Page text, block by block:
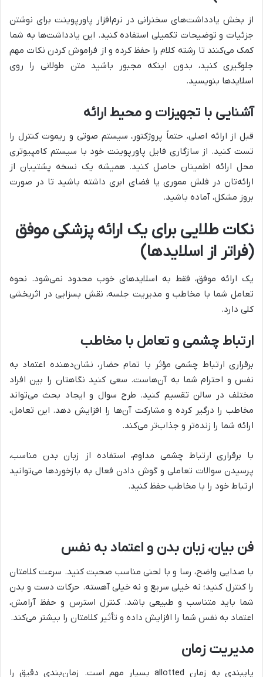
از بخش یادداشت‌های سخنرانی در نرم‌افزار پاورپوینت برای نوشتن
جزئیات و توضیحات تکمیلی استفاده کنید. این یادداشت‌ها به شما
کمک می‌کنند تا رشته کلام را حفظ کرده و از فراموش کردن نکات مهم
جلوگیری کنید، بدون اینکه مجبور باشید متن طولانی را روی
اسلایدها بنویسید.
آشنایی با تجهیزات و محیط ارائه
قبل از ارائه اصلی، حتماً پروژکتور، سیستم صوتی و ریموت کنترل را
تست کنید. از سازگاری فایل پاورپوینت خود با سیستم کامپیوتری
محل ارائه اطمینان حاصل کنید. همیشه یک نسخه پشتیبان از
ارائه‌تان در فلش مموری یا فضای ابری داشته باشید تا در صورت
بروز مشکل، آماده باشید.
نکات طلایی برای یک ارائه پزشکی موفق
(فراتر از اسلایدها)
یک ارائه موفق، فقط به اسلایدهای خوب محدود نمی‌شود. نحوه
تعامل شما با مخاطب و مدیریت جلسه، نقش بسزایی در اثربخشی
کلی دارد.
ارتباط چشمی و تعامل با مخاطب
برقراری ارتباط چشمی مؤثر با تمام حضار، نشان‌دهنده اعتماد به
نفس و احترام شما به آن‌هاست. سعی کنید نگاهتان را بین افراد
مختلف در سالن تقسیم کنید. طرح سوال و ایجاد بحث می‌تواند
مخاطب را درگیر کرده و مشارکت آن‌ها را افزایش دهد. این تعامل،
ارائه شما را زنده‌تر و جذاب‌تر می‌کند.
با برقراری ارتباط چشمی مداوم، استفاده از زبان بدن مناسب،
پرسیدن سوالات تعاملی و گوش دادن فعال به بازخوردها می‌توانید
ارتباط خود را با مخاطب حفظ کنید.
فن بیان، زبان بدن و اعتماد به نفس
با صدایی واضح، رسا و با لحنی مناسب صحبت کنید. سرعت کلامتان
را کنترل کنید؛ نه خیلی سریع و نه خیلی آهسته. حرکات دست و بدن
شما باید متناسب و طبیعی باشد. کنترل استرس و حفظ آرامش،
اعتماد به نفس شما را افزایش داده و تأثیر کلامتان را بیشتر می‌کند.
مدیریت زمان
پایبندی به زمان allotted بسیار مهم است. زمان‌بندی دقیق را